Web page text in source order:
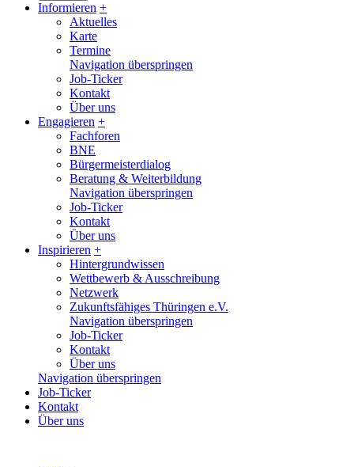
Informieren +
Aktuelles
Karte
Termine
Navigation überspringen
Job-Ticker
Kontakt
Über uns
Engagieren +
Fachforen
BNE
Bürgermeisterdialog
Beratung & Weiterbildung
Navigation überspringen
Job-Ticker
Kontakt
Über uns
Inspirieren +
Hintergrundwissen
Wettbewerb & Ausschreibung
Netzwerk
Zukunftsfähiges Thüringen e.V.
Navigation überspringen
Job-Ticker
Kontakt
Über uns
Navigation überspringen
Job-Ticker
Kontakt
Über uns